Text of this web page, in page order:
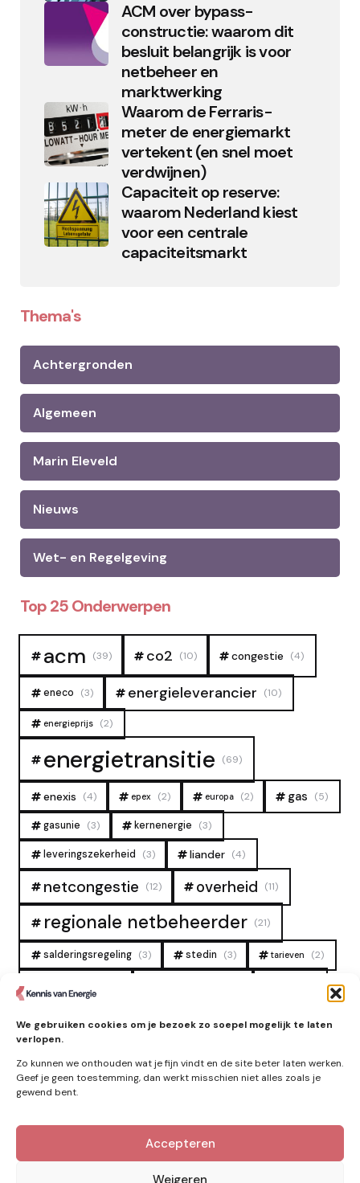
We gebruiken cookies om je bezoek zo soepel mogelijk te laten
verlopen.
Zo kunnen we onthouden wat je fijn vindt en de site beter laten werken.
Geef je geen toestemming, dan werkt misschien niet alles zoals je
gewend bent.
Accepteren
Weigeren
ACM over bypass-
constructie: waarom dit
besluit belangrijk is voor
netbeheer en
marktwerking
Waarom de Ferraris-
meter de energiemarkt
vertekent (en snel moet
verdwijnen)
Capaciteit op reserve:
waarom Nederland kiest
voor een centrale
capaciteitsmarkt
Thema's
Achtergronden
Algemeen
Marin Eleveld
Nieuws
Wet- en Regelgeving
Top 25 Onderwerpen
acm (39) co2 (10) congestie (4)
eneco (3) energieleverancier (10)
energieprijs (2)
energietransitie (69)
enexis (4) epex (2) europa (2) gas (5)
gasunie (3) kernenergie (3)
leveringszekerheid (3) liander (4)
netcongestie (12) overheid (11)
regionale netbeheerder (21)
salderingsregeling (3) stedin (3) tarieven (2)
tennet
zonne-energie (9)
Kennis van Energie in je mailbox?
Abonner op nieuwe artikelen.